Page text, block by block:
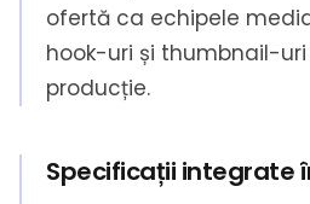
ofertă ca echipele
hook-uri și thumbnail-
producție.
Specificații integrate